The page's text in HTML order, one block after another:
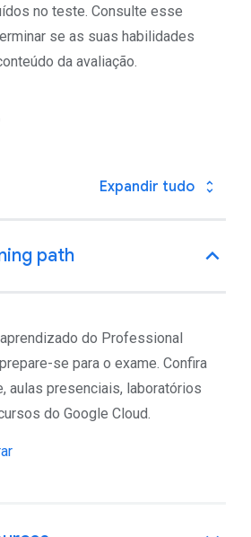
no teste. Consulte esse
se as suas habilidades
da avaliação.
do Professional
se para o exame. Confira
aulas presenciais, laboratórios
do Google Cloud.